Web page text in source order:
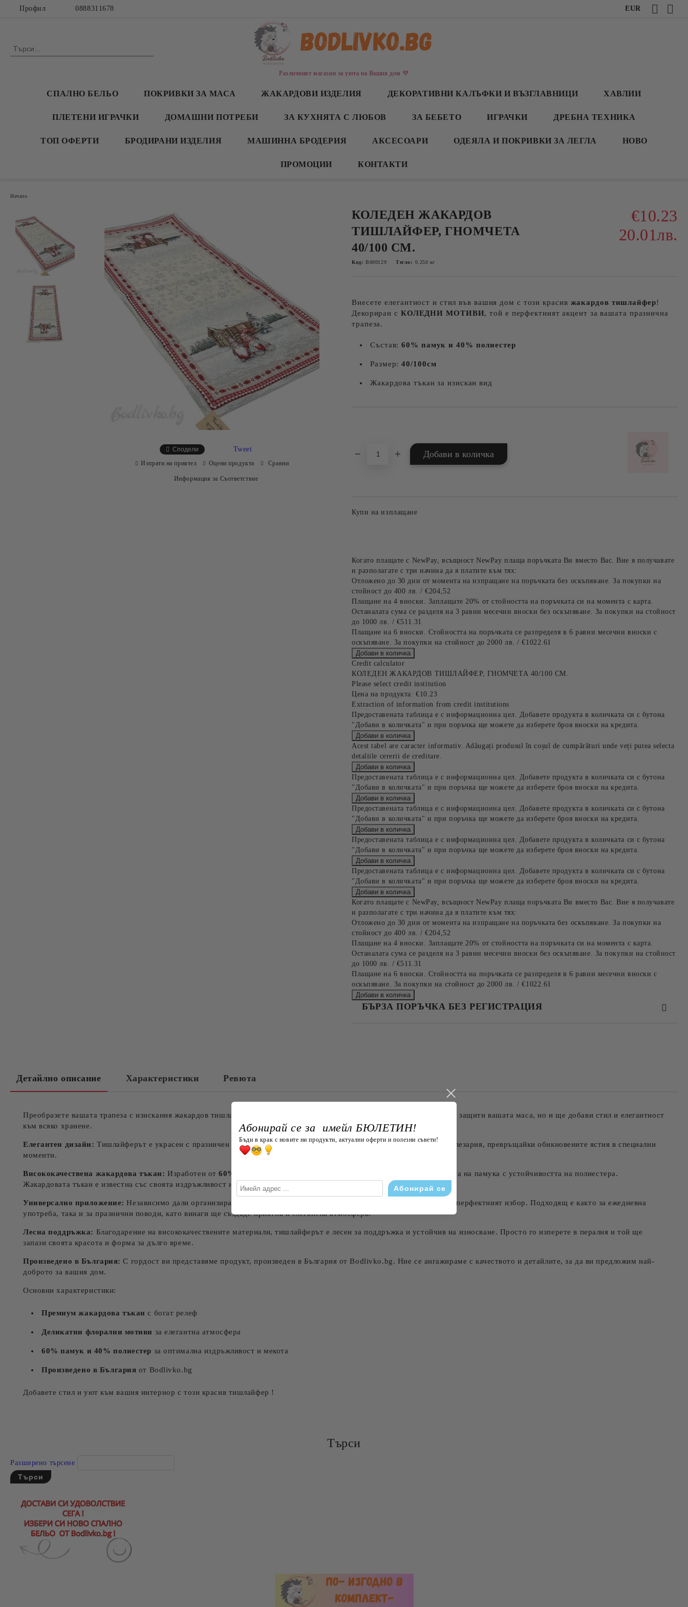
Профил 0888311678 EUR
Различният магазин за уюта на Вашия дом 💜
СПАЛНО БЕЛЬО ПОКРИВКИ ЗА МАСА ЖАКАРДОВИ ИЗДЕЛИЯ ДЕКОРАТИВНИ КАЛЪФКИ И ВЪЗГЛАВНИЦИ ХАВЛИИ
ПЛЕТЕНИ ИГРАЧКИ ДОМАШНИ ПОТРЕБИ ЗА КУХНЯТА С ЛЮБОВ ЗА БЕБЕТО ИГРАЧКИ ДРЕБНА ТЕХНИКА
ТОП ОФЕРТИ БРОДИРАНИ ИЗДЕЛИЯ МАШИННА БРОДЕРИЯ АКСЕСОАРИ ОДЕЯЛА И ПОКРИВКИ ЗА ЛЕГЛА НОВО
ПРОМОЦИИ КОНТАКТИ
Начало
КОЛЕДЕН ЖАКАРДОВ
ТИШЛАЙФЕР, ГНОМЧЕТА
40/100 СМ.
€10.23
20.01лв.
Код: B000129 Тегло: 0.250 кг
Внесете елегантност и стил във вашия дом с този красив жакардов тишлайфер!
Декориран с КОЛЕДНИ МОТИВИ, той е перфектният акцент за вашата празнична
трапеза.
Състав:60% памук и 40% полиестер
Размер:40/100см
Жакардова тъкан за изискан вид
Купи на изплащане
Когато плащате с NewPay, всъщност NewPay плаща поръчката Ви вместо Вас. Вие я получавате
и разполагате с три начина да я платите към тях:
Отложено до 30 дни от момента на изпращане на поръчката без оскъпяване. За покупки на
стойност до 400 лв. / €204,52
Плащане на 4 вноски. Заплащате 20% от стойността на поръчката си на момента с карта.
Останалата сума се разделя на 3 равни месечни вноски без оскъпяване. За покупки на стойност
до 1000 лв. / €511.31
Плащане на 6 вноски. Стойността на поръчката се разпределя в 6 равни месечни вноски с
оскъпяване. За покупки на стойност до 2000 лв. / €1022.61
Credit calculator
КОЛЕДЕН ЖАКАРДОВ ТИШЛАЙФЕР, ГНОМЧЕТА 40/100 СМ.
Please select credit institution
Цена на продукта: €10.23
Extraction of information from credit institutions
Предоставената таблица е с информационна цел. Добавете продукта в количката си с бутона
"Добави в количката" и при поръчка ще можете да изберете броя вноски на кредита.
Acest tabel are caracter informativ. Adăugați produsul în coșul de cumpărături unde veți putea selecta
detaliile cererii de creditare.
Предоставената таблица е с информационна цел. Добавете продукта в количката си с бутона
"Добави в количката" и при поръчка ще можете да изберете броя вноски на кредита.
Предоставената таблица е с информационна цел. Добавете продукта в количката си с бутона
"Добави в количката" и при поръчка ще можете да изберете броя вноски на кредита.
Предоставената таблица е с информационна цел. Добавете продукта в количката си с бутона
"Добави в количката" и при поръчка ще можете да изберете броя вноски на кредита.
Предоставената таблица е с информационна цел. Добавете продукта в количката си с бутона
"Добави в количката" и при поръчка ще можете да изберете броя вноски на кредита.
Когато плащате с NewPay, всъщност NewPay плаща поръчката Ви вместо Вас. Вие я получавате
и разполагате с три начина да я платите към тях:
Отложено до 30 дни от момента на изпращане на поръчката без оскъпяване. За покупки на
стойност до 400 лв. / €204,52
Плащане на 4 вноски. Заплащате 20% от стойността на поръчката си на момента с карта.
Останалата сума се разделя на 3 равни месечни вноски без оскъпяване. За покупки на стойност
до 1000 лв. / €511.31
Плащане на 6 вноски. Стойността на поръчката се разпределя в 6 равни месечни вноски с
оскъпяване. За покупки на стойност до 2000 лв. / €1022.61
БЪРЗА ПОРЪЧКА БЕЗ РЕГИСТРАЦИЯ
Ние ще се свържем с вас в рамките на работния ден.
Сподели Tweet
Изпрати на приятел Оцени продукта Сравни
Информация за Съответствие
Детайлно описание Характеристики Ревюта
Преобразете вашата трапеза с изискания жакардов тишлайфер с КОЛЕДЕН акцент. Този красив тишлайфер не само ще защити вашата маса, но и ще добави стил и елегантност
към всяко хранене.
Елегантен дизайн: Тишлайферът е украсен с празничен мотив. Този дизайн придава свеж и модерен вид на всяка трапезария, превръщайки обикновените ястия в специални
моменти.
Висококачествена жакардова тъкан: Изработен от60% памук и 40% полиестер
, този тишлайфер съчетава мекотата на памука с устойчивостта на полиестера.
Жакардовата тъкан е известна със своята издръжливост и изтънчен релеф, което придава луксозен вид на продукта.
Универсално приложение: Независимо дали организирате семейна вечеря или специално събитие, този тишлайфер е перфектният избор. Подходящ е както за ежедневна
употреба, така и за празнични поводи, като винаги ще създаде приятна и елегантна атмосфера.
Лесна поддръжка: Благодарение на висококачествените материали, тишлайферът е лесен за поддръжка и устойчив на износване. Просто го изперете в пералня и той ще
запази своята красота и форма за дълго време.
Произведено в България: С гордост ви представяме продукт, произведен в България от Bodlivko.bg. Ние се ангажираме с качеството и детайлите, за да ви предложим най-
доброто за вашия дом.
Основни характеристики:
Премиум жакардова тъкан с богат релеф
Деликатни флорални мотиви за елегантна атмосфера
60% памук и 40% полиестер за оптимална издръжливост и мекота
Произведено в България от Bodlivko.bg
Добавете стил и уют към вашия интериор с този красив тишлайфер !
Търси
Разширено търсене
Абонирай се за имейл БЮЛЕТИН!
Бъди в крак с новите ни продукти, актуални оферти и полезни съвети!